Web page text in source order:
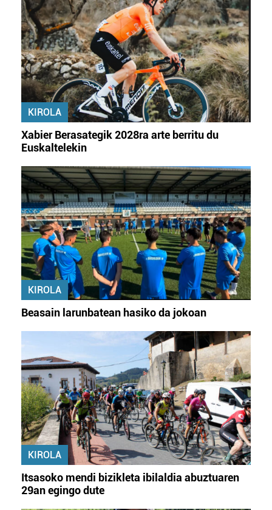
KIROLA
Xabier Berasategik 2028ra arte berritu du
Euskaltelekin
KIROLA
Beasain larunbatean hasiko da jokoan
KIROLA
Itsasoko mendi bizikleta ibilaldia abuztuaren
29an egingo dute